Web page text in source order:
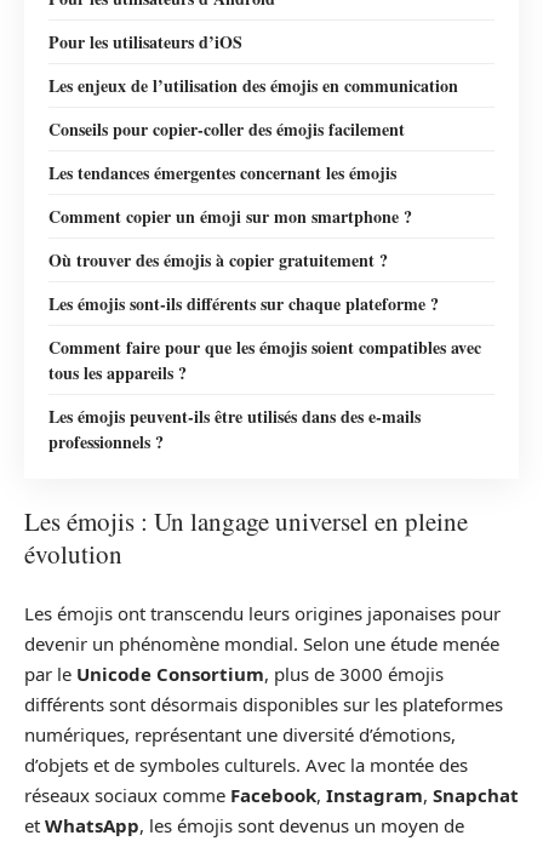
Pour les utilisateurs d’iOS
Les enjeux de l’utilisation des émojis en communication
Conseils pour copier-coller des émojis facilement
Les tendances émergentes concernant les émojis
Comment copier un émoji sur mon smartphone ?
Où trouver des émojis à copier gratuitement ?
Les émojis sont-ils différents sur chaque plateforme ?
Comment faire pour que les émojis soient compatibles avec
tous les appareils ?
Les émojis peuvent-ils être utilisés dans des e-mails
professionnels ?
Les émojis : Un langage universel en pleine
évolution
Les émojis ont transcendu leurs origines japonaises pour
devenir un phénomène mondial. Selon une étude menée
par le Unicode Consortium, plus de 3000 émojis
différents sont désormais disponibles sur les plateformes
numériques, représentant une diversité d’émotions,
d’objets et de symboles culturels. Avec la montée des
réseaux sociaux comme Facebook, Instagram, Snapchat
et WhatsApp, les émojis sont devenus un moyen de